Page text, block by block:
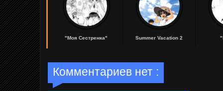
"Моя Сестренка" Summer Vacation 2
Комментариев нет :